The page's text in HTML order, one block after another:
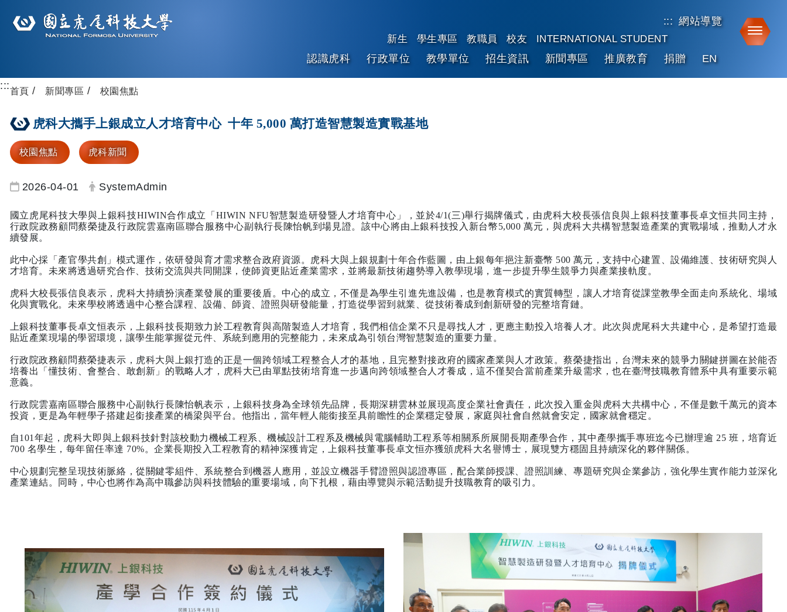
::: 網站導覽
新生 學生專區 教職員 校友 INTERNATIONAL STUDENT
認識虎科 行政單位 教學單位 招生資訊 新聞專區 推廣教育 捐贈 EN
:::首頁 新聞專區 校園焦點
虎科大攜手上銀成立人才培育中心 十年 5,000 萬打造智慧製造實戰基地
校園焦點 虎科新聞
日期：
2026-04-01 發布者：
SystemAdmin
國立虎尾科技大學與上銀科技HIWIN合作成立「HIWIN NFU智慧製造研發暨人才培育中心」，並於4/1(三)舉行揭牌儀式，由虎科大校長張信良與上銀科技董事長卓文恒共同主持，
行政院政務顧問蔡榮捷及行政院雲嘉南區聯合服務中心副執行長陳怡帆到場見證。該中心將由上銀科技投入新台幣5,000 萬元，與虎科大共構智慧製造產業的實戰場域，推動人才永
續發展。
此中心採「產官學共創」模式運作，依研發與育才需求整合政府資源。虎科大與上銀規劃十年合作藍圖，由上銀每年挹注新臺幣 500 萬元，支持中心建置、設備維護、技術研究與人
才培育。未來將透過研究合作、技術交流與共同開課，使師資更貼近產業需求，並將最新技術趨勢導入教學現場，進一步提升學生競爭力與產業接軌度。
虎科大校長張信良表示，虎科大持續扮演產業發展的重要後盾。中心的成立，不僅是為學生引進先進設備，也是教育模式的實質轉型，讓人才培育從課堂教學全面走向系統化、場域
化與實戰化。未來學校將透過中心整合課程、設備、師資、證照與研發能量，打造從學習到就業、從技術養成到創新研發的完整培育鏈。
上銀科技董事長卓文恒表示，上銀科技長期致力於工程教育與高階製造人才培育，我們相信企業不只是尋找人才，更應主動投入培養人才。此次與虎尾科大共建中心，是希望打造最
貼近產業現場的學習環境，讓學生能掌握從元件、系統到應用的完整能力，未來成為引領台灣智慧製造的重要力量。
行政院政務顧問蔡榮捷表示，虎科大與上銀打造的正是一個跨領域工程整合人才的基地，且完整對接政府的國家產業與人才政策。蔡榮捷指出，台灣未來的競爭力關鍵拼圖在於能否
培養出「懂技術、會整合、敢創新」的戰略人才，虎科大已由單點技術培育進一步邁向跨領域整合人才養成，這不僅契合當前產業升級需求，也在臺灣技職教育體系中具有重要示範
意義。
行政院雲嘉南區聯合服務中心副執行長陳怡帆表示，上銀科技身為全球領先品牌，長期深耕雲林並展現高度企業社會責任，此次投入重金與虎科大共構中心，不僅是數千萬元的資本
投資，更是為年輕學子搭建起銜接產業的橋梁與平台。他指出，當年輕人能銜接至具前瞻性的企業穩定發展，家庭與社會自然就會安定，國家就會穩定。
自101年起，虎科大即與上銀科技針對該校動力機械工程系、機械設計工程系及機械與電腦輔助工程系等相關系所展開長期產學合作，其中產學攜手專班迄今已辦理逾 25 班，培育近
700 名學生，每年留任率達 70%。企業長期投入工程教育的精神深獲肯定，上銀科技董事長卓文恒亦獲頒虎科大名譽博士，展現雙方穩固且持續深化的夥伴關係。
中心規劃完整呈現技術脈絡，從關鍵零組件、系統整合到機器人應用，並設立機器手臂證照與認證專區，配合業師授課、證照訓練、專題研究與企業參訪，強化學生實作能力並深化
產業連結。同時，中心也將作為高中職參訪與科技體驗的重要場域，向下扎根，藉由導覽與示範活動提升技職教育的吸引力。